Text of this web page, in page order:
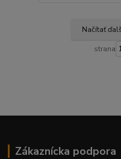
Načítať
strana
Zákaznícka podpora